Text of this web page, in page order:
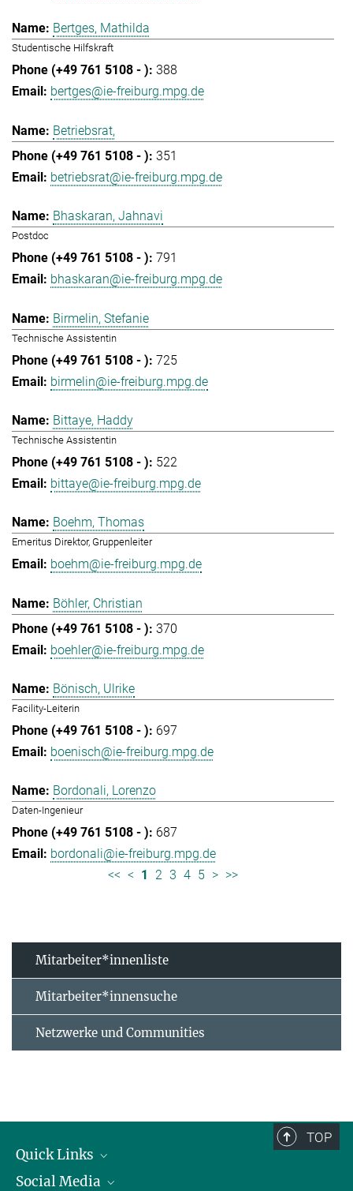
Bertges, Mathilda
Studentische Hilfskraft
388
bertges@ie-freiburg.mpg.de
Betriebsrat,
351
betriebsrat@ie-freiburg.mpg.de
Bhaskaran, Jahnavi
Postdoc
791
bhaskaran@ie-freiburg.mpg.de
Birmelin, Stefanie
Technische Assistentin
725
birmelin@ie-freiburg.mpg.de
Bittaye, Haddy
Technische Assistentin
522
bittaye@ie-freiburg.mpg.de
Boehm, Thomas
Emeritus Direktor, Gruppenleiter
boehm@ie-freiburg.mpg.de
Böhler, Christian
370
boehler@ie-freiburg.mpg.de
Bönisch, Ulrike
Facility-Leiterin
697
boenisch@ie-freiburg.mpg.de
Bordonali, Lorenzo
Daten-Ingenieur
687
bordonali@ie-freiburg.mpg.de
<< < 1 2 3 4 5 > >>
Mitarbeiter*innenliste
Mitarbeiter*innensuche
Netzwerke und Communities
TOP
Quick Links
Forschungsgruppen
Social Media